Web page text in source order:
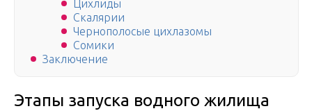
Цихлиды
Скалярии
Чернополосые цихлазомы
Сомики
Заключение
Этапы запуска водного жилища